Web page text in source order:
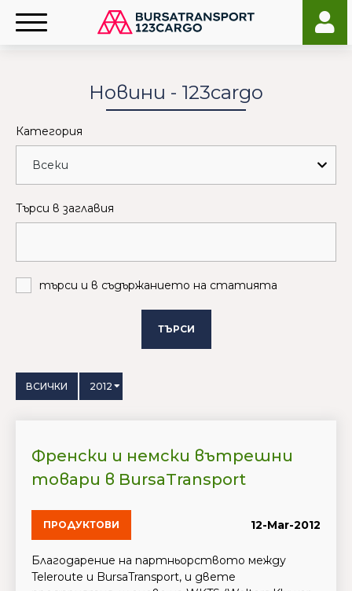
Новини - 123cargo
Категория
Търси в заглавия
търси и в съдържанието на статията
ТЪРСИ
ВСИЧКИ 2012
Френски и немски вътрешни
товари в BursaTransport
ПРОДУКТОВИ 12-Mar-2012
Благодарение на партньорството между
Teleroute и BursaTransport, и двете